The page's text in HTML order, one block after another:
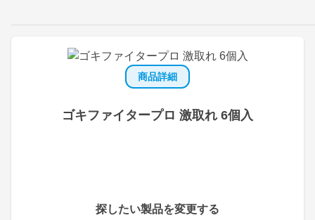
商品詳細
ゴキファイタープロ 激取れ 6個入
探したい製品を変更する